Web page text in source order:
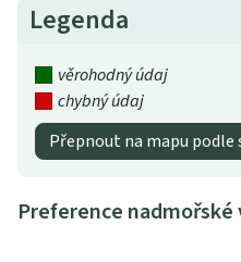
Legenda
věrohodný údaj
chybný údaj
Přepnout na mapu podle
Preference nadmořské